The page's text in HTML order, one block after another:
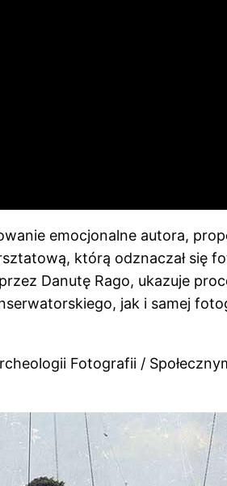
emocjonalne autora,
którą odznaczał się
Danutę Rago, ukazuje
jak i samej
Fotografii /